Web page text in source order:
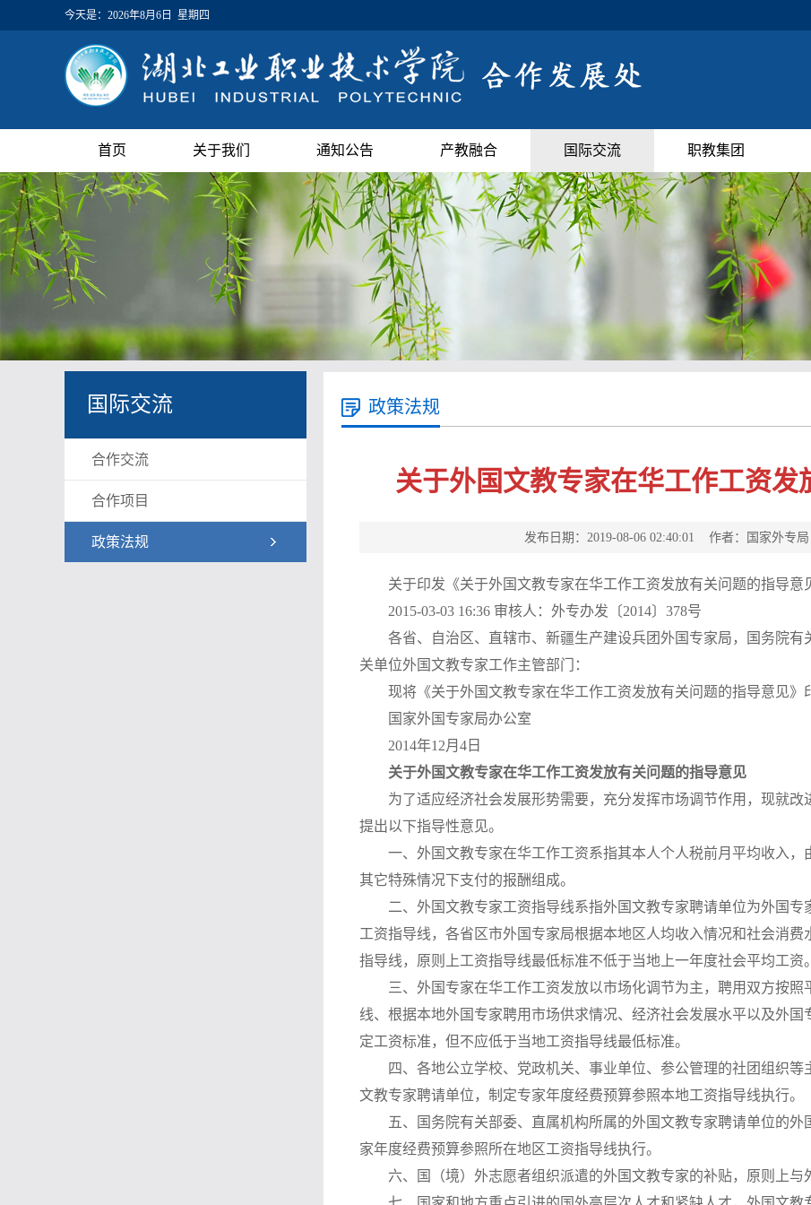
今天是： 2026年8月6日 星期四
首页 关于我们 通知公告 产教融合 国际交流 职教集团
国际交流
合作交流
合作项目
政策法规
政策法规
关于外国文教专家在华工作工资发
发布日期：2019-08-06 02:40:01 作者：国家外
关于印发《关于外国文教专家在华工作工资发放有关问题的指导意
2015-03-03 16:36 审核人：外专办发〔2014〕378号
各省、自治区、直辖市、新疆生产建设兵团外国专家局，国务院
关单位外国文教专家工作主管部门：
现将《关于外国文教专家在华工作工资发放有关问题的指导意见》
国家外国专家局办公室
2014年12月4日
关于外国文教专家在华工作工资发放有关问题的指导意见
为了适应经济社会发展形势需要，充分发挥市场调节作用，现就
提出以下指导性意见。
一、外国文教专家在华工作工资系指其本人个人税前月平均收入，
其它特殊情况下支付的报酬组成。
二、外国文教专家工资指导线系指外国文教专家聘请单位为外国
工资指导线，各省区市外国专家局根据本地区人均收入情况和社会消
指导线，原则上工资指导线最低标准不低于当地上一年度社会平均工资。
三、外国专家在华工作工资发放以市场化调节为主，聘用双方按
线、根据本地外国专家聘用市场供求情况、经济社会发展水平以及外
定工资标准，但不应低于当地工资指导线最低标准。
四、各地公立学校、党政机关、事业单位、参公管理的社团组织
文教专家聘请单位，制定专家年度经费预算参照本地工资指导线执行。
五、国务院有关部委、直属机构所属的外国文教专家聘请单位的
家年度经费预算参照所在地区工资指导线执行。
六、国（境）外志愿者组织派遣的外国文教专家的补贴，原则上与